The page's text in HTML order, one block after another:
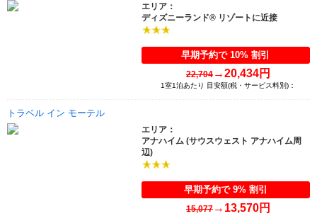
エリア：
ディズニーランド® リゾートに近接
早期予約で 10% 割引
22,704→20,434円
1室1泊あたり 目安額(税・サービス料別)：
トラベル イン モーテル
エリア：
アナハイム (サウスウェスト アナハイム周
辺)
早期予約で 9% 割引
15,077→ 13,570円